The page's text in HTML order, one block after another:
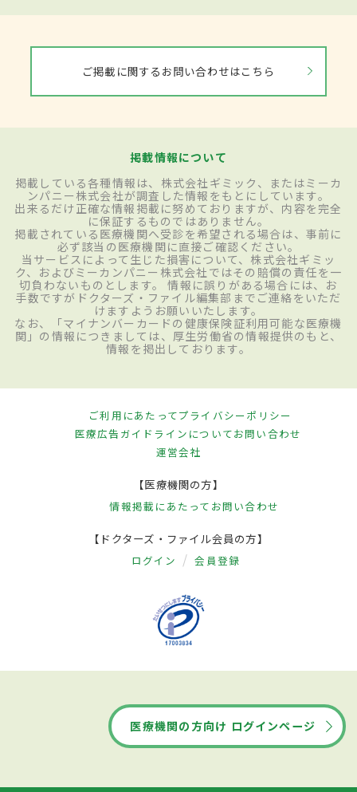
ご掲載に関するお問い合わせはこちら
掲載情報について
掲載している各種情報は、株式会社ギミック、またはミーカ
ンパニー株式会社が調査した情報をもとにしています。
出来るだけ正確な情報掲載に努めておりますが、内容を完全
に保証するものではありません。
掲載されている医療機関へ受診を希望される場合は、事前に
必ず該当の医療機関に直接ご確認ください。
当サービスによって生じた損害について、株式会社ギミッ
ク、およびミーカンパニー株式会社ではその賠償の責任を一
切負わないものとします。 情報に誤りがある場合には、お
手数ですがドクターズ・ファイル編集部までご連絡をいただ
けますようお願いいたします。
なお、「マイナンバーカードの健康保険証利用可能な医療機
関」の情報につきましては、厚生労働省の情報提供のもと、
情報を掲出しております。
ご利用にあたってプライバシーポリシー
医療広告ガイドラインについてお問い合わせ
運営会社
【医療機関の方】
情報掲載にあたって お問い合わせ
【ドクターズ・ファイル会員の方】
ログイン 会員登録
医療機関の方向け ログインページ